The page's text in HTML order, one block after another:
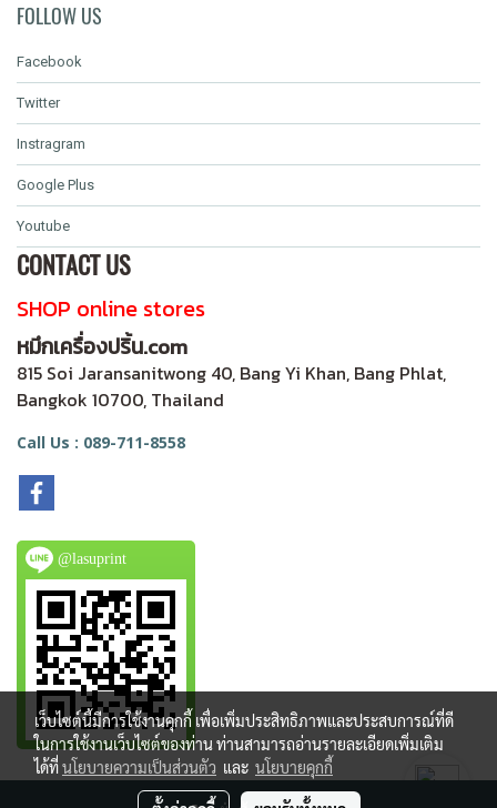
FOLLOW US
Facebook
Twitter
Instragram
Google Plus
Youtube
CONTACT US
SHOP online stores
หมึกเครื่องปริ้น.com
815 Soi Jaransanitwong 40, Bang Yi Khan, Bang Phlat,
Bangkok 10700, Thailand
Call Us : 089-711-8558
@lasuprint
Copy right by makewebeasy.com
เว็บไซต์นี้มีการใช้งานคุกกี้ เพื่อเพิ่มประสิทธิภาพและประสบการณ์ที่ดี
ในการใช้งานเว็บไซต์ของท่าน ท่านสามารถอ่านรายละเอียดเพิ่มเติม
ได้ที่นโยบายความเป็นส่วนตัว และ นโยบายคุกกี้